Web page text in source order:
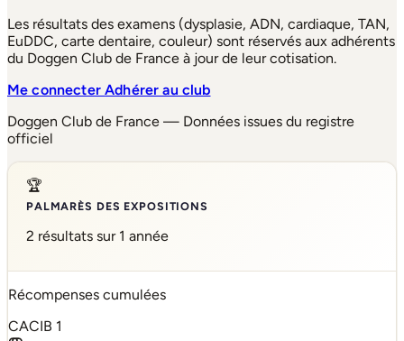
Les résultats des examens (dysplasie, ADN, cardiaque, TAN,
EuDDC, carte dentaire, couleur) sont réservés aux adhérents
du Doggen Club de France à jour de leur cotisation.
Me connecterAdhérer au club
Doggen Club de France — Données issues du registre
officiel
🏆
PALMARÈS DES EXPOSITIONS
2 résultats sur 1 année
Récompenses cumulées
CACIB 1